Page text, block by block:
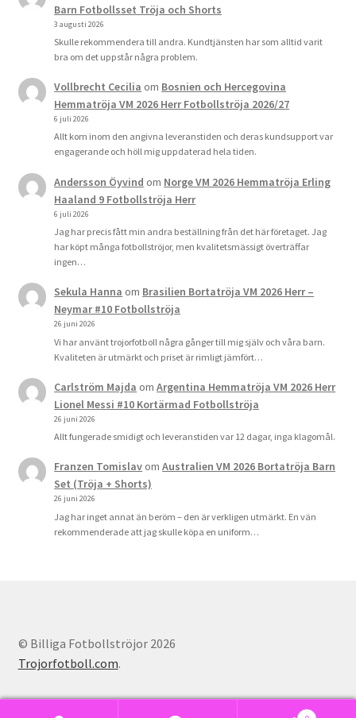
Barn Fotbollsset Tröja och Shorts
3 augusti 2026
Skulle rekommendera till andra. Kundtjänsten har som alltid varit
bra om det uppstår några problem.
Vollbrecht Cecilia om Bosnien och Hercegovina
Hemmatröja VM 2026 Herr Fotbollströja 2026/27
6 juli 2026
Allt kom inom den angivna leveranstiden och deras kundsupport var
engagerande och höll mig uppdaterad hela tiden.
Andersson Öyvind om Norge VM 2026 Hemmatröja Erling
Haaland 9 Fotbollströja Herr
6 juli 2026
Jag har precis fått min andra beställning från det här företaget. Jag
har köpt många fotbollströjor, men kvalitetsmässigt överträffar
ingen…
Sekula Hanna om Brasilien Bortatröja VM 2026 Herr –
Neymar #10 Fotbollströja
26 juni 2026
Vi har använt trojorfotboll några gånger till mig själv och våra barn.
Kvaliteten är utmärkt och priset är rimligt jämfört…
Carlström Majda omArgentina Hemmatröja VM 2026 Herr
Lionel Messi #10 Kortärmad Fotbollströja
26 juni 2026
Allt fungerade smidigt och leveranstiden var 12 dagar, inga klagomål.
Franzen TomislavomAustralien VM 2026 Bortatröja Barn
Set (Tröja + Shorts)
26 juni 2026
Jag har inget annat än beröm – den är verkligen utmärkt. En vän
rekommenderade att jag skulle köpa en uniform…
© Billiga Fotbollströjor 2026
Trojorfotboll.com.